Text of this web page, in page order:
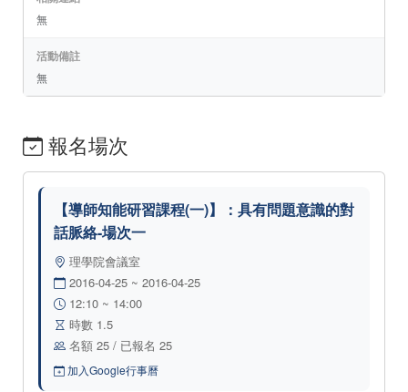
無
活動備註
無
報名場次
【導師知能研習課程(一)】：具有問題意識的對
話脈絡-場次一
理學院會議室
2016-04-25 ~ 2016-04-25
12:10 ~ 14:00
時數 1.5
名額 25 / 已報名 25
加入Google行事曆